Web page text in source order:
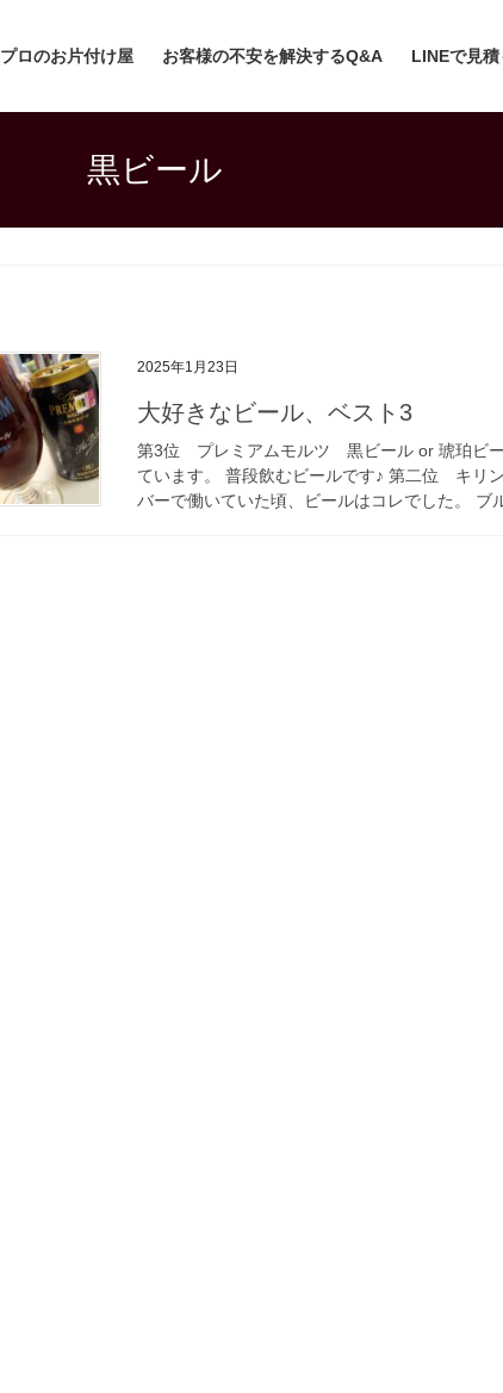
プロのお片付け屋 お客様の不安を解決するQ&A LINEで見積
黒ビール
2025年1月23日
大好きなビール、ベスト3
第3位 プレミアムモルツ 黒ビール or 琥珀ビ
ています。 普段飲むビールです♪ 第二位 キリ
バーで働いていた頃、ビールはコレでした。 ブ